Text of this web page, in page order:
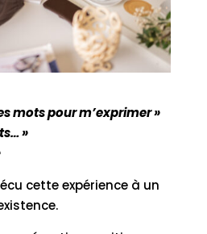
mots pour m’exprimer »
»
cette expérience à un